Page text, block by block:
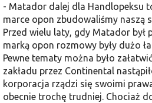
- Matador dalej dla Handlopeksu
marce opon zbudowaliśmy naszą
Przed wielu laty, gdy Matador był
marką opon rozmowy były dużo
Pewne tematy można było
zakładu przez Continental
korporacja rządzi się swoimi
obecnie trochę trudniej. Chociaż